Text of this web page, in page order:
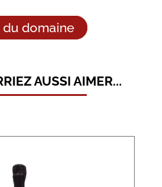
du domaine
AUSSI AIMER...